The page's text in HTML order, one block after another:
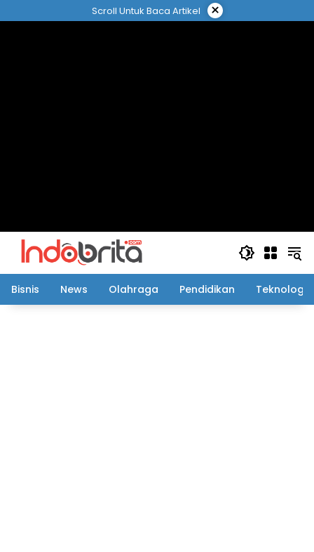
ke
Scroll Untuk Baca Artikel ×
Bisnis News Olahraga Pendidikan Teknologi